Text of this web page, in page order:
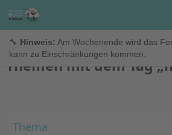
🔧 Hinweis: Am Wochenende wird das
kann zu Einschränkungen kommen.
TimeTo.Surf Forum
Themen mit dem Tag
Thema